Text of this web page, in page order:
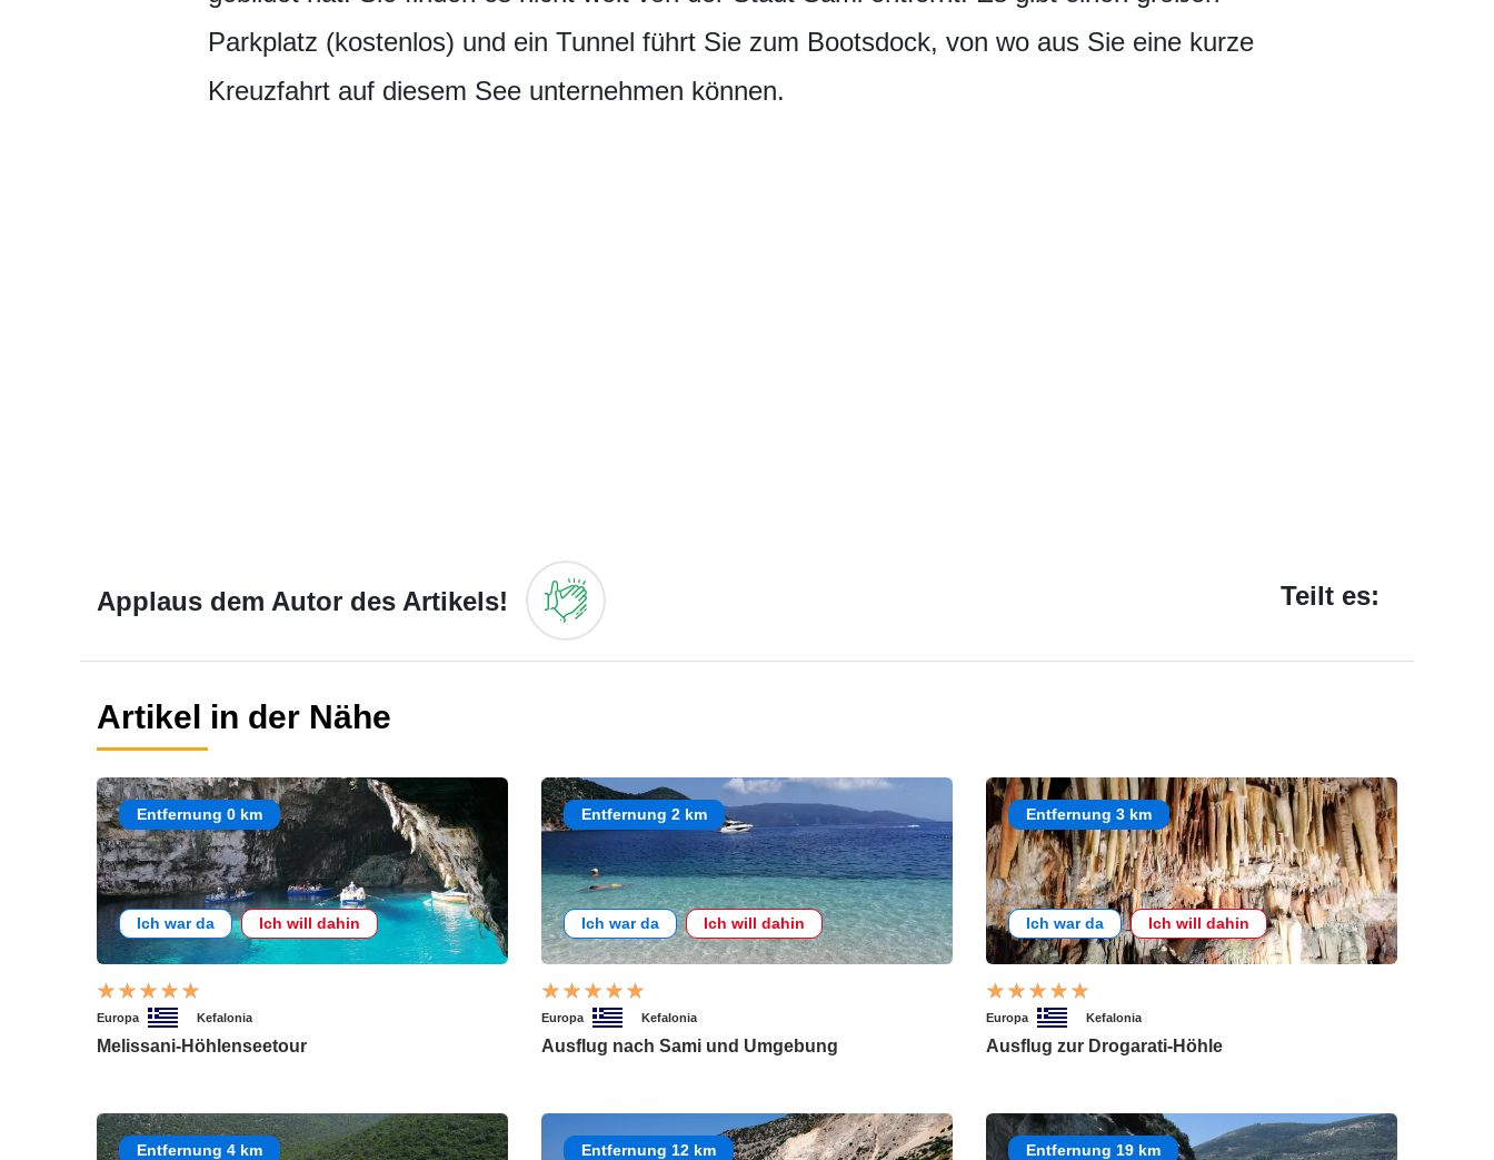
Parkplatz (kostenlos) und ein Tunnel führt Sie zum Bootsdock, von wo aus Sie eine kurze
Kreuzfahrt auf diesem See unternehmen können.
Applaus dem Autor des Artikels! Teilt es:
Artikel in der Nähe
Entfernung 0 km
Ich war da Ich will dahin
Europa Kefalonia
Melissani-Höhlenseetour
Entfernung 2 km
Ich war da Ich will dahin
Europa Kefalonia
Ausflug nach Sami und Umgebung
Entfernung 3 km
Ich war da Ich will dahin
Europa Kefalonia
Ausflug zur Drogarati-Höhle
Entfernung 4 km Entfernung 12 km Entfernung 19 km